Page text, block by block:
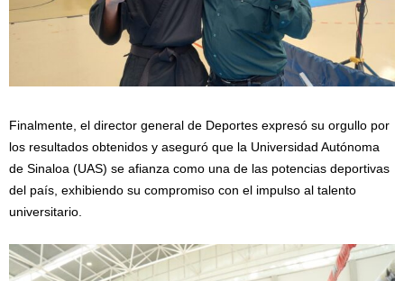
Finalmente, el director general de Deportes expresó su orgullo por
los resultados obtenidos y aseguró que la Universidad Autónoma
de Sinaloa (UAS) se afianza como una de las potencias deportivas
del país, exhibiendo su compromiso con el impulso al talento
universitario.